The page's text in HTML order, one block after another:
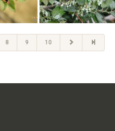
8 9 10